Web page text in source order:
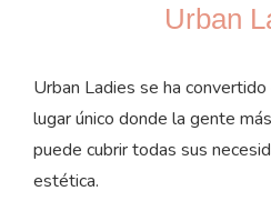
Urban
Urban Ladies se ha
lugar único donde la gente
puede cubrir todas sus
estética.